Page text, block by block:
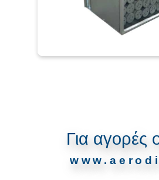
Για αγορές